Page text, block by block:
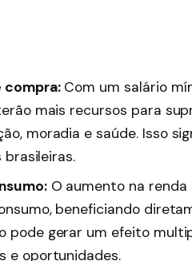
compra:Com um salário
mais recursos para
moradia e saúde. Isso
brasileiras.
O aumento na renda
beneficiando
pode gerar um efeito
e oportunidades.